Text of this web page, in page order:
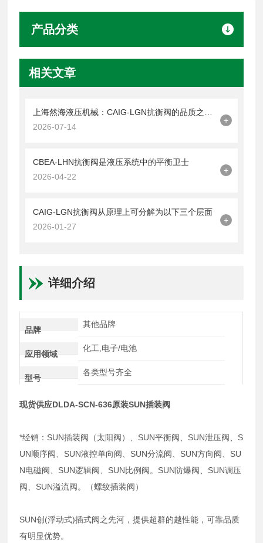
产品分类
相关文章
2026-07-14
+
CBEA-LHN抗衡阀是液压系统中的平衡卫士
2026-04-22
+
CAIG-LGN抗衡阀从原理上可分解为以下三个层面
2026-01-27
+
详细介绍
品牌
其他品牌
应用领域
化工,电子/电池
型号
各类型号齐全
现货供应DLDA-SCN-636原装SUN插装阀
*经销：SUN插装阀（太阳阀）、SUN平衡阀、SUN泄压阀、S
UN顺序阀、SUN液控单向阀、SUN分流阀、SUN方向阀、SU
N电磁阀、SUN逻辑阀、SUN比例阀。SUN防爆阀、SUN调压
阀、SUN溢流阀。（螺纹插装阀）
SUN创(浮动式)插式阀之先河，提供超群的越性能，可靠品质
有明显优势。